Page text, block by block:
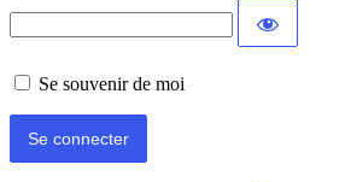
Se souvenir de moi